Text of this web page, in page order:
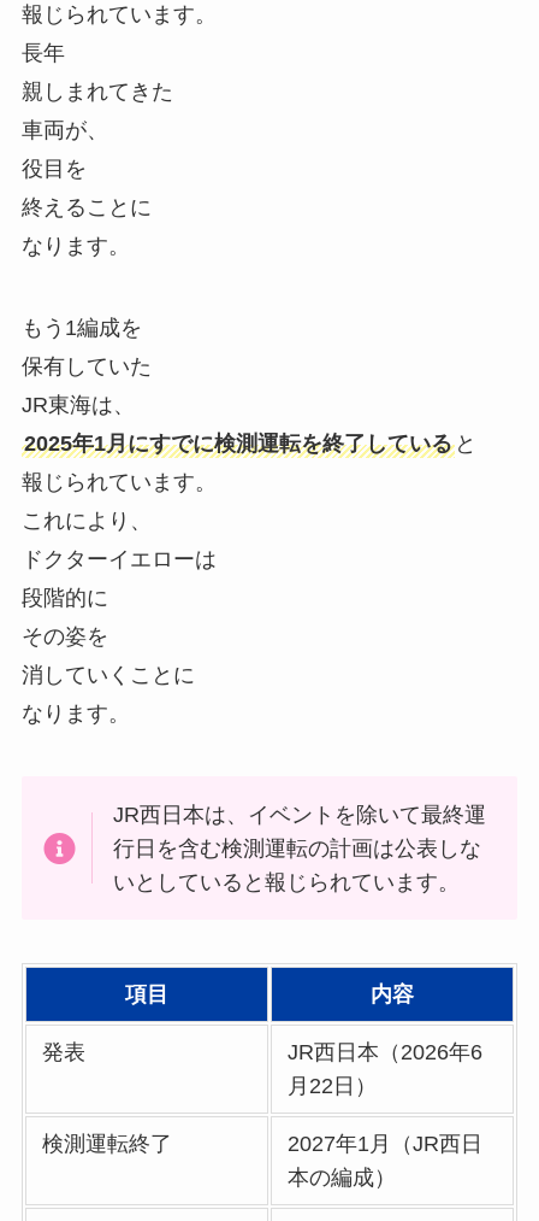
報じられています。
長年
親しまれてきた
車両が、
役目を
終えることに
なります。
もう1編成を
保有していた
JR東海は、
2025年1月にすでに検測運転を終了していると
報じられています。
これにより、
ドクターイエローは
段階的に
その姿を
消していくことに
なります。
JR西日本は、イベントを除いて最終運
行日を含む検測運転の計画は公表しな
いとしていると報じられています。
項目 内容
発表
JR西日本（2026年6
月22日）
検測運転終了
2027年1月（JR西日
本の編成）